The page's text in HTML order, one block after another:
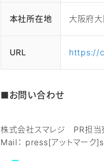
本社所在地 大阪府
URL https://
■お問い合わせ
株式会社スマレジ PR担当
Mail： press[アットマーク